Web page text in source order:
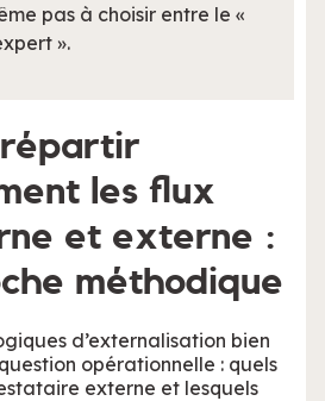
pas à choisir entre le «
».
répartir
les flux
et externe :
méthodique
d’externalisation bien
opérationnelle : quels
externe et lesquels